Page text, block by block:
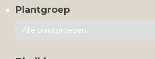
Plantgroep